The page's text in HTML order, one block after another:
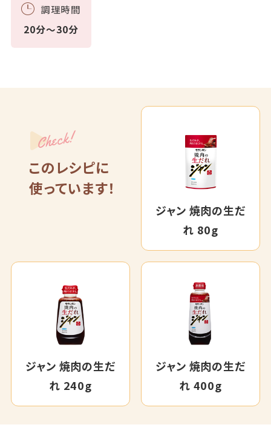
調理時間
20分～30分
Check!
このレシピに
使っています！
ジャン 焼肉の生だ
れ 80g
ジャン 焼肉の生だ
れ 240g
ジャン 焼肉の生だ
れ 400g